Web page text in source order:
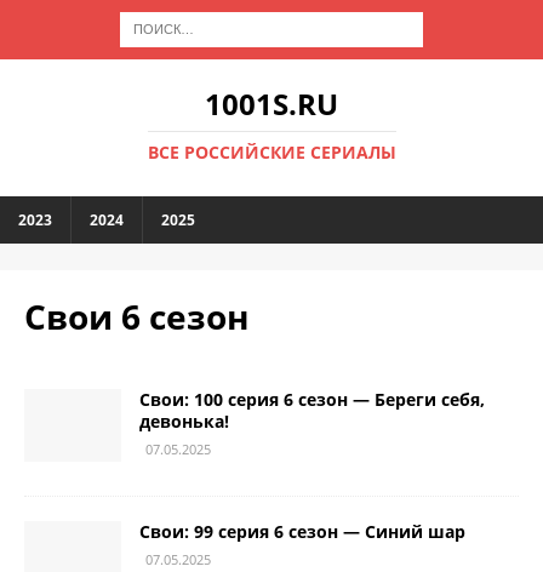
1001S.RU
ВСЕ РОССИЙСКИЕ СЕРИАЛЫ
2023 2024 2025
Свои 6 сезон
Свои: 100 серия 6 сезон — Береги себя,
девонька!
07.05.2025
Свои: 99 серия 6 сезон — Синий шар
07.05.2025